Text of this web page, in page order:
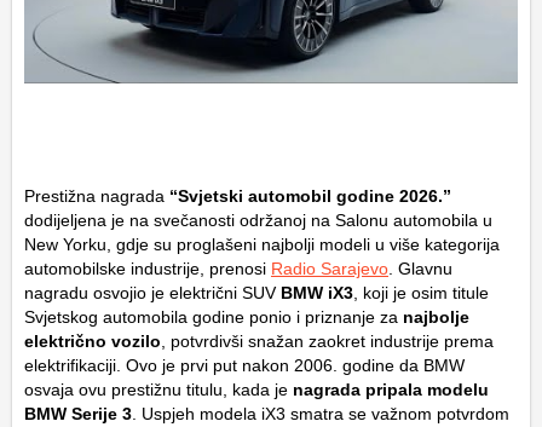
Prestižna nagrada “Svjetski automobil godine 2026.”
dodijeljena je na svečanosti održanoj na Salonu automobila u
New Yorku, gdje su proglašeni najbolji modeli u više kategorija
automobilske industrije, prenosi Radio Sarajevo. Glavnu
nagradu osvojio je električni SUV BMW iX3, koji je osim titule
Svjetskog automobila godine ponio i priznanje za najbolje
električno vozilo, potvrdivši snažan zaokret industrije prema
elektrifikaciji. Ovo je prvi put nakon 2006. godine da BMW
osvaja ovu prestižnu titulu, kada je nagrada pripala modelu
BMW Serije 3. Uspjeh modela iX3 smatra se važnom potvrdom